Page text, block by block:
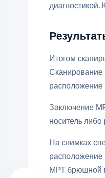
Итогом
Сканирование
расположение
Заключение
носитель
На снимках
расположение
МРТ брюшной